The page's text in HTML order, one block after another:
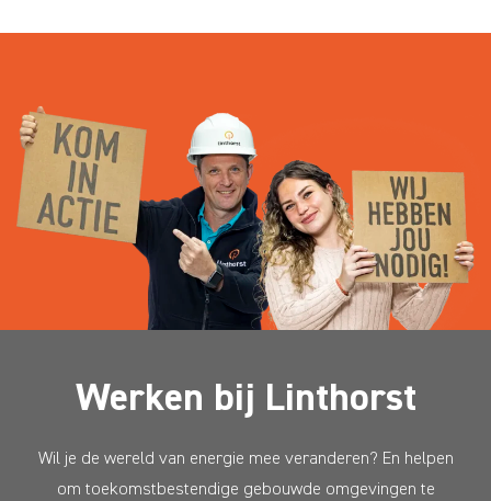
Werken bij Linthorst
Wil je de wereld van energie mee veranderen? En helpen
om toekomstbestendige gebouwde omgevingen te